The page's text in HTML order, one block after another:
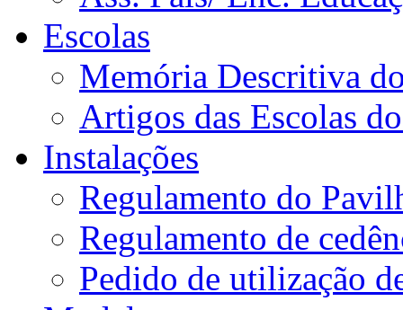
Escolas
Memória Descritiva
Artigos das Escolas
Instalações
Regulamento do
Regulamento de
Pedido de utilização